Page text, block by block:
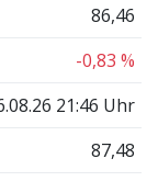
86,46
-0,83 %
21:46 Uhr
87,48